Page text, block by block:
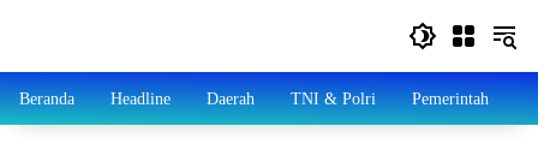
Beranda Headline Daerah TNI & Polri Pemerintah